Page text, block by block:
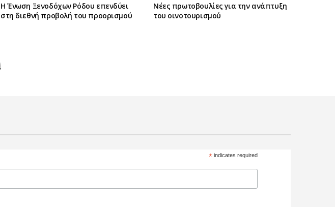
Η Ένωση Ξενοδόχων Ρόδου επενδύει
στη διεθνή προβολή του προορισμού
Νέες πρωτοβουλίες για την ανάπτυξη
του οινοτουρισμού
*indicates required